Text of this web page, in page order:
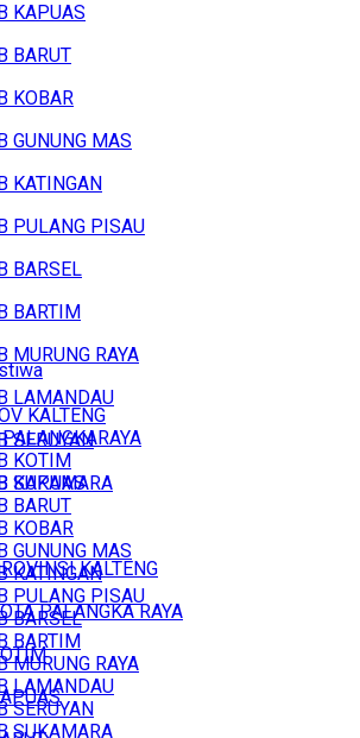
KAPUAS
BARUT
KOBAR
GUNUNG MAS
KATINGAN
PULANG PISAU
BARSEL
BARTIM
MURUNG RAYA
LAMANDAU
SERUYAN
SUKAMARA
KALTENG
PALANGKA RAYA
KALTENG
KOTIM
KAPUAS
BARUT
KOBAR
GUNUNG MAS
KATINGAN
PULANG PISAU
BARSEL
BARTIM
MURUNG RAYA
LAMANDAU
SERUYAN
SUKAMARA